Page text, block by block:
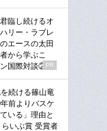
臨し続けるオ
リー・ラブレ
エースの太田
から学ぶこ
国際対談②》
PR
続ける篠山竜
前よりバスケ
いる」理由と
いぶ賞 受賞者